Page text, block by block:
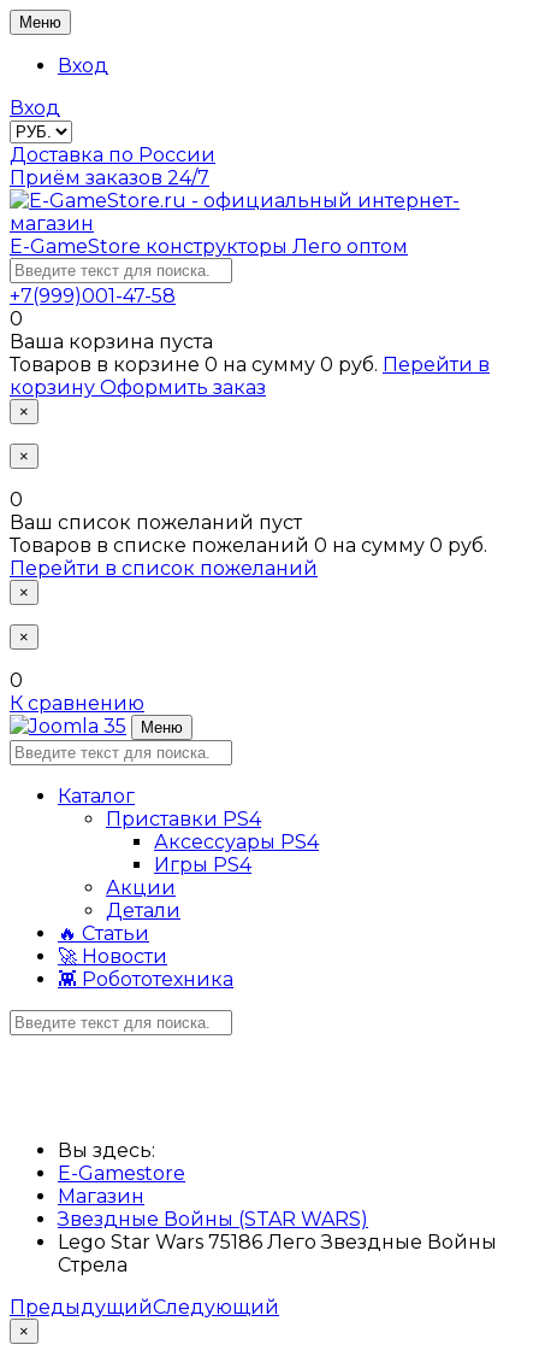
Меню
Вход
Вход
Доставка по России
Приём заказов 24/7
E-GameStore конструкторы Лего оптом
+7(999)001-47-58
0
Ваша корзина пуста
Товаров в корзине 0 на сумму 0 руб. Перейти в
корзину Оформить заказ
×
×
0
Ваш список пожеланий пуст
Товаров в списке пожеланий 0 на сумму 0 руб.
Перейти в список пожеланий
×
×
0
К сравнению
Меню
Каталог
Приставки PS4
Аксессуары PS4
Игры PS4
Акции
Детали
🔥 Статьи
🚀 Новости
👾 Робототехника
Вы здесь:
E-Gamestore
Магазин
Звездные Войны (STAR WARS)
Lego Star Wars 75186 Лего Звездные Войны
Стрела
ПредыдущийСледующий
×